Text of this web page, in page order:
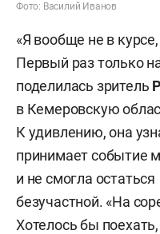
Фото: Василий Иванов
«Я вообще не в
Первый раз только
поделилась зритель
в Кемеровскую
К удивлению, она
принимает событие
и не смогла остаться
безучастной. «На
Хотелось бы